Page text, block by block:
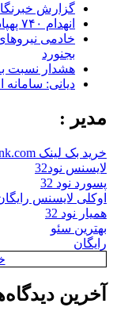
گزارش
انهدام ۷۴۰ پهپاد اوکراینی طی یک روز
خادمی
بجنورد
هشدار نسبت
دیانی: سامانه
مدیر :
خرید بک لینک behtarinbacklink.com
لایسنس نود32
پسورد نود 32
اوکلی لایسنس رایگان
همیار نود 32
بهترین سئو
رایگان
آخرین